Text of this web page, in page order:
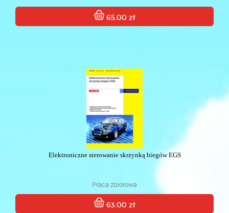
65.00 zł
Elektroniczne sterowanie skrzynką biegów EGS
Praca zbiorowa
63.00 zł